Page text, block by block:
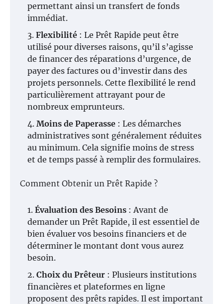
permettant ainsi un transfert de fonds
immédiat.
Flexibilité : Le Prêt Rapide peut être
utilisé pour diverses raisons, qu’il s’agisse
de financer des réparations d’urgence, de
payer des factures ou d’investir dans des
projets personnels. Cette flexibilité le rend
particulièrement attrayant pour de
nombreux emprunteurs.
Moins de Paperasse : Les démarches
administratives sont généralement réduites
au minimum. Cela signifie moins de stress
et de temps passé à remplir des formulaires.
Comment Obtenir un Prêt Rapide ?
Évaluation des Besoins : Avant de
demander un Prêt Rapide, il est essentiel de
bien évaluer vos besoins financiers et de
déterminer le montant dont vous aurez
besoin.
Choix du Prêteur : Plusieurs institutions
financières et plateformes en ligne
proposent des prêts rapides. Il est important